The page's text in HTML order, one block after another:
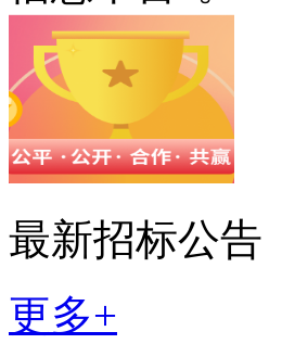
最新招标公告
更多+